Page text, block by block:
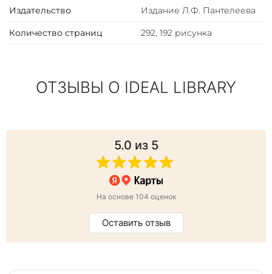
Издательство Издание Л.Ф. Пантелеева
Количество страниц 292, 192 рисунка
ОТЗЫВЫ О IDEAL LIBRARY
5.0 из 5
На основе 104 оценок
Оставить отзыв